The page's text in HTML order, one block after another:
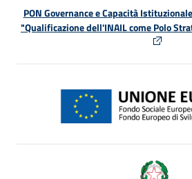
PON Governance e Capacità
"Qualificazione dell'INAIL come Polo